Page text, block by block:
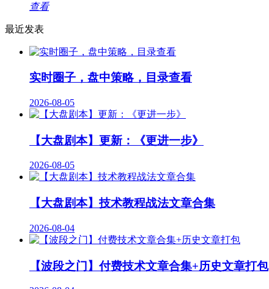
查看
最近发表
实时圈子，盘中策略，目录查看
2026-08-05
【大盘剧本】更新：《更进一步》
2026-08-05
【大盘剧本】技术教程战法文章合集
2026-08-04
【波段之门】付费技术文章合集+历史文章打包